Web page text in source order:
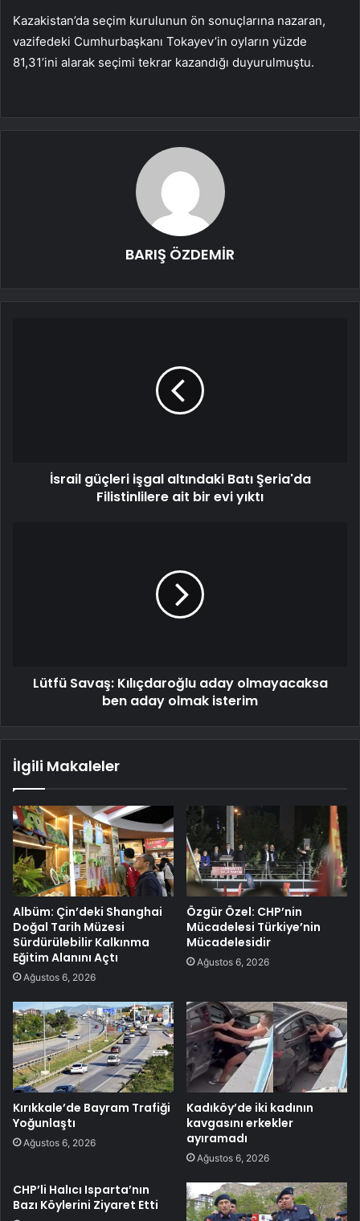
Kazakistan’da seçim kurulunun ön sonuçlarına nazaran,
vazifedeki Cumhurbaşkanı Tokayev’in oyların yüzde
81,31’ini alarak seçimi tekrar kazandığı duyurulmuştu.
BARIŞ ÖZDEMİR
İsrail güçleri işgal altındaki Batı Şeria'da
Filistinlilere ait bir evi yıktı
Lütfü Savaş: Kılıçdaroğlu aday olmayacaksa
ben aday olmak isterim
İlgili Makaleler
Albüm: Çin’deki Shanghai
Doğal Tarih Müzesi
Sürdürülebilir Kalkınma
Eğitim Alanını Açtı
Ağustos 6, 2026
Özgür Özel: CHP’nin
Mücadelesi Türkiye’nin
Mücadelesidir
Ağustos 6, 2026
Kırıkkale’de Bayram Trafiği
Yoğunlaştı
Ağustos 6, 2026
Kadıköy’de iki kadının
kavgasını erkekler
ayıramadı
Ağustos 6, 2026
CHP’li Halıcı Isparta’nın
Bazı Köylerini Ziyaret Etti